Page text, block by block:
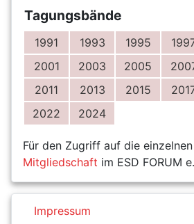
Tagungsbände
1991
1993 1995
2001
2003 2005
2011
2013 2015
2022
2024
Für den Zugriff auf die
Mitgliedschaft im ESD FORUM
Impressum